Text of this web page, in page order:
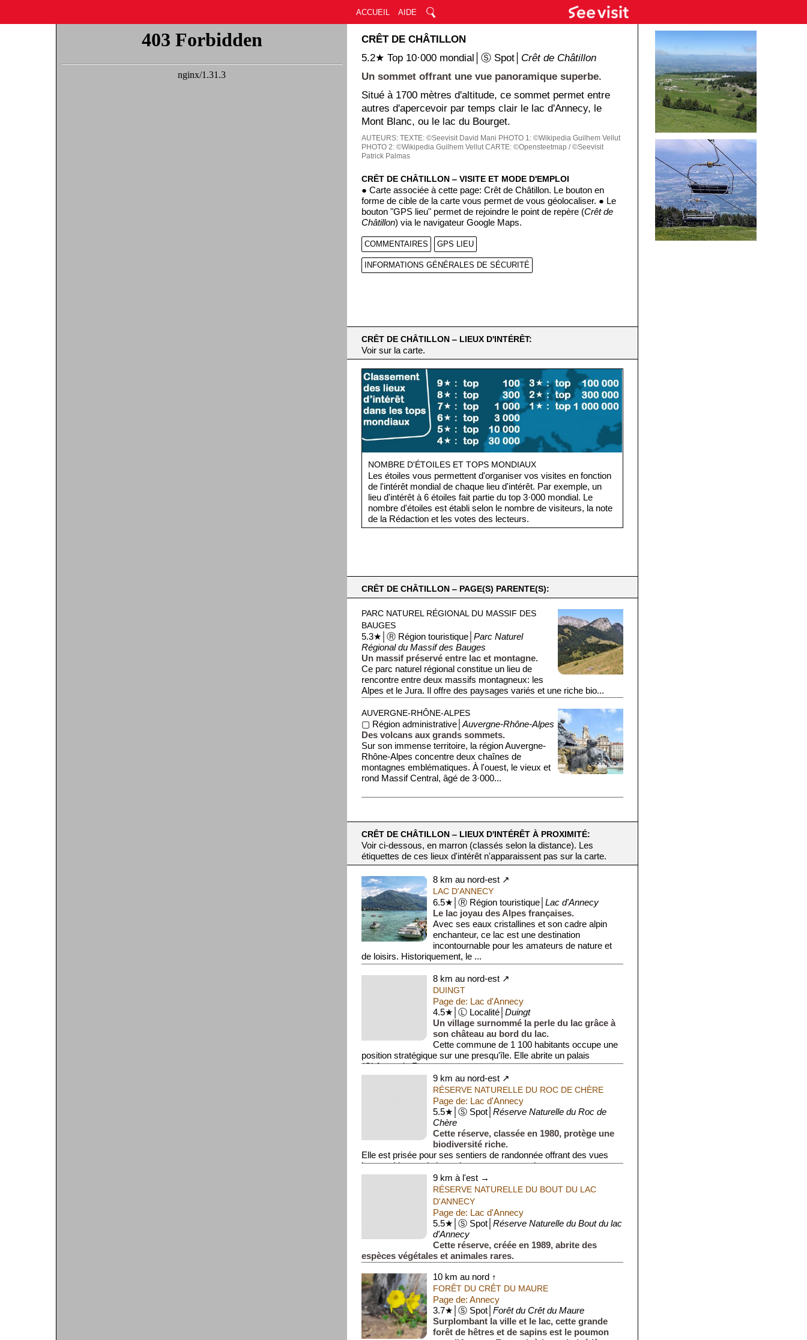
ACCUEIL AIDE
CRÊT DE CHÂTILLON
5.2★ Top 10·000 mondial│Ⓢ Spot│ Crêt de Châtillon
Un sommet offrant une vue panoramique superbe.
Situé à 1700 mètres d'altitude, ce sommet permet entre
autres d'apercevoir par temps clair le lac d'Annecy, le
Mont Blanc, ou le lac du Bourget.
AUTEURS:TEXTE: ©Seevisit David Mani PHOTO 1: ©Wikipedia Guilhem Vellut
PHOTO 2: ©Wikipedia Guilhem Vellut CARTE: ©Opensteetmap / ©Seevisit
Patrick Palmas
CRÊT DE CHÂTILLON ‒ VISITE ET MODE D'EMPLOI
● Carte associée à cette page: Crêt de Châtillon. Le bouton en
forme de cible de la carte vous permet de vous géolocaliser. ● Le
bouton "GPS lieu" permet de rejoindre le point de repère (Crêt de
Châtillon) via le navigateur Google Maps.
COMMENTAIRES GPS LIEU
INFORMATIONS GÉNÉRALES DE SÉCURITÉ
CRÊT DE CHÂTILLON ‒ LIEUX D'INTÉRÊT:
Voir sur la carte.
NOMBRE D'ÉTOILES ET TOPS MONDIAUX
Les étoiles vous permettent d'organiser vos visites en fonction
de l'intérêt mondial de chaque lieu d'intérêt. Par exemple, un
lieu d'intérêt à 6 étoiles fait partie du top 3·000 mondial. Le
nombre d'étoiles est établi selon le nombre de visiteurs, la note
de la Rédaction et les votes des lecteurs.
CRÊT DE CHÂTILLON ‒ PAGE(S) PARENTE(S):
PARC NATUREL RÉGIONAL DU MASSIF DES
BAUGES
5.3★│Ⓡ Région touristique│Parc Naturel
Régional du Massif des Bauges
Un massif préservé entre lac et montagne.
Ce parc naturel régional constitue un lieu de
rencontre entre deux massifs montagneux: les
Alpes et le Jura. Il offre des paysages variés et une riche bio...
AUVERGNE-RHÔNE-ALPES
▢ Région administrative│Auvergne-Rhône-Alpes
Des volcans aux grands sommets.
Sur son immense territoire, la région Auvergne-
Rhône-Alpes concentre deux chaînes de
montagnes emblématiques. À l'ouest, le vieux et
rond Massif Central, âgé de 3·000...
CRÊT DE CHÂTILLON ‒ LIEUX D'INTÉRÊT À PROXIMITÉ:
Voir ci-dessous, en marron (classés selon la distance). Les
étiquettes de ces lieux d'intérêt n'apparaissent pas sur la carte.
8 km au nord-est ↗
LAC D'ANNECY
6.5★│Ⓡ Région touristique│ Lac d'Annecy
Le lac joyau des Alpes françaises.
Avec ses eaux cristallines et son cadre alpin
enchanteur, ce lac est une destination
incontournable pour les amateurs de nature et
de loisirs. Historiquement, le ...
8 km au nord-est ↗
DUINGT
Page de: Lac d'Annecy
4.5★│Ⓛ Localité│ Duingt
Un village surnommé la perle du lac grâce à
son château au bord du lac.
Cette commune de 1 100 habitants occupe une
position stratégique sur une presqu'île. Elle abrite un palais
(Château de Rup...
9 km au nord-est ↗
RÉSERVE NATURELLE DU ROC DE CHÈRE
Page de: Lac d'Annecy
5.5★│Ⓢ Spot│ Réserve Naturelle du Roc de
Chère
Cette réserve, classée en 1980, protège une
biodiversité riche.
Elle est prisée pour ses sentiers de randonnée offrant des vues
imprenables sur le lac et les montagnes environnantes.
9 km à l'est →
RÉSERVE NATURELLE DU BOUT DU LAC
D'ANNECY
Page de: Lac d'Annecy
5.5★│Ⓢ Spot│ Réserve Naturelle du Bout du lac
d'Annecy
Cette réserve, créée en 1989, abrite des
espèces végétales et animales rares.
amoureux de la nature et les ornithologues.
10 km au nord ↑
FORÊT DU CRÊT DU MAURE
Page de: Annecy
3.7★│Ⓢ Spot│ Forêt du Crêt du Maure
Surplombant la ville et le lac, cette grande
forêt de hêtres et de sapins est le poumon